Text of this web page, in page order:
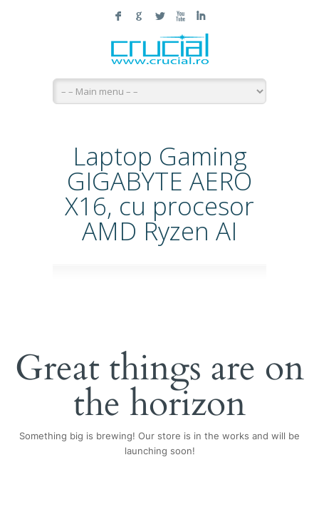
F G L X I
Laptop Gaming
GIGABYTE AERO
X16, cu procesor
AMD Ryzen AI
Great things are on
the horizon
Something big is brewing! Our store is in the works and will be
launching soon!